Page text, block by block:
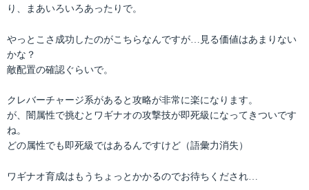
り、まあいろいろあったりで。
やっとこさ成功したのがこちらなんですが…見る価値はあまりない
かな？
敵配置の確認ぐらいで。
クレバーチャージ系があると攻略が非常に楽になります。
が、闇属性で挑むとワギナオの攻撃技が即死級になってきついです
ね。
どの属性でも即死級ではあるんですけど（語彙力消失）
ワギナオ育成はもうちょっとかかるのでお待ちくだされ…